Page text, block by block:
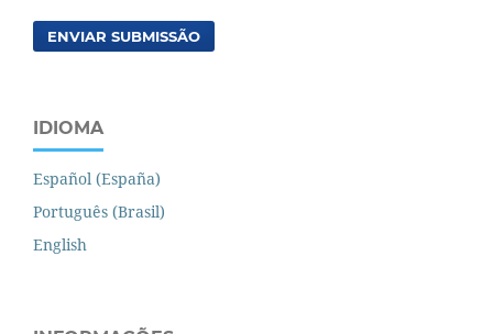
ENVIAR SUBMISSÃO
IDIOMA
Español (España)
Português (Brasil)
English